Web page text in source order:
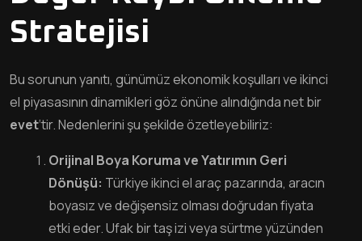
Stratejisi
Bu sorunun yanıtı, günümüz ekonomik koşulları ve ikinci
el piyasasının dinamikleri göz önüne alındığında net bir
evet‘tir. Nedenlerini şu şekilde özetleyebiliriz:
Orijinal Boya Koruma ve Yatırımın Geri
Dönüşü: Türkiye ikinci el araç pazarında, aracın
boyasız ve değişensiz olması doğrudan fiyata
etki eder. Ufak bir taş izi veya sürtme yüzünden